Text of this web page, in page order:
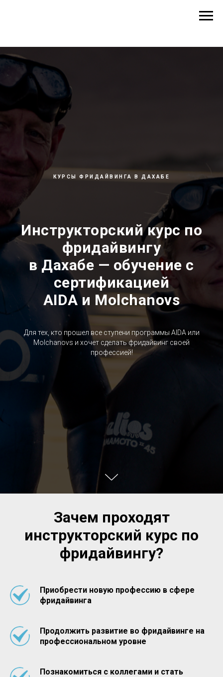
КУРСЫ ФРИДАЙВИНГА В ДАХАБЕ
Инструкторский курс по
фридайвингу
в Дахабе — обучение с
сертификацией
AIDA и Molchanovs
Для тех, кто прошел все ступени программы AIDA или
Molchanovs и хочет сделать фридайвинг своей
профессией!
Зачем проходят
инструкторский курс по
фридайвингу?
Приобрести новую профессию в сфере
фридайвинга
Продолжить развитие во фридайвинге на
профессиональном уровне
Познакомиться с коллегами и стать